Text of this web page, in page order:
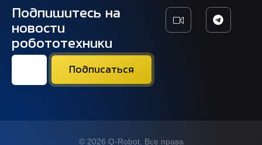
Подпишитесь на
новости
робототехники
© 2026 Q-Robot. Все права